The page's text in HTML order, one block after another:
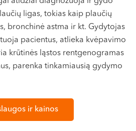
ligas, tokias kaip plaučių
bronchinė astma ir kt. Gydytojas
pacientus, atlieka kvėpavimo
krūtinės ląstos rentgenogramas
parenka tinkamiausią gydymo
ir kainos